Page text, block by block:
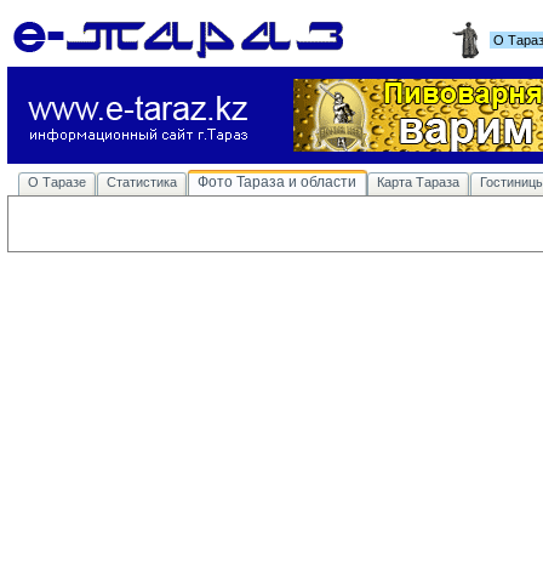
О
О Таразе Статистика Фото Тараза и области Карта Тараза